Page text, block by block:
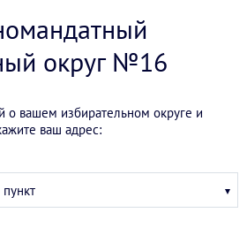
округ №16
о вашем избирательном округе и
ваш адрес: